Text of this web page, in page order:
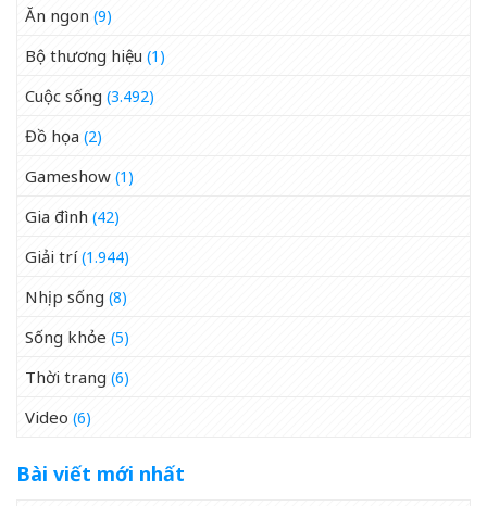
Ăn ngon (9)
Bộ thương hiệu (1)
Cuộc sống (3.492)
Đồ họa (2)
Gameshow (1)
Gia đình (42)
Giải trí(1.944)
Nhịp sống (8)
Sống khỏe (5)
Thời trang (6)
Video (6)
Bài viết mới nhất